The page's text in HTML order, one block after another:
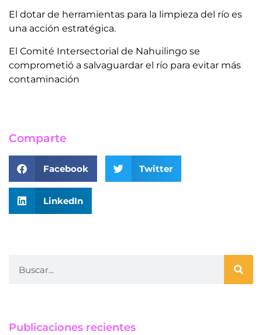
El dotar de herramientas para la limpieza del río es
una acción estratégica.
El Comité Intersectorial de Nahuilingo se
comprometió a salvaguardar el río para evitar más
contaminación
Comparte
Facebook Twitter
LinkedIn
Publicaciones recientes